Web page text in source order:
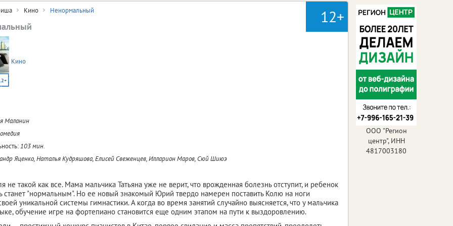
12+
Кино Ненормальный
Кино
Маланин
103 мин.
Яценко, Наталья Кудряшова, Елисей Свеженцев, Илларион Маров, Сюй Шиюэ
не такой как все. Мама мальчика Татьяна уже не верит, что врожденная болезнь отступит, и ребенок
станет "нормальным". Но ее новый знакомый Юрий твердо намерен поставить Колю на ноги
уникальной системы гимнастики. А когда во время занятий случайно выясняется, что у мальчика
обучение игре на фортепиано становится еще одним этапом на пути к выздоровлению.
ООО "Регион
центр", ИНН
4817003180